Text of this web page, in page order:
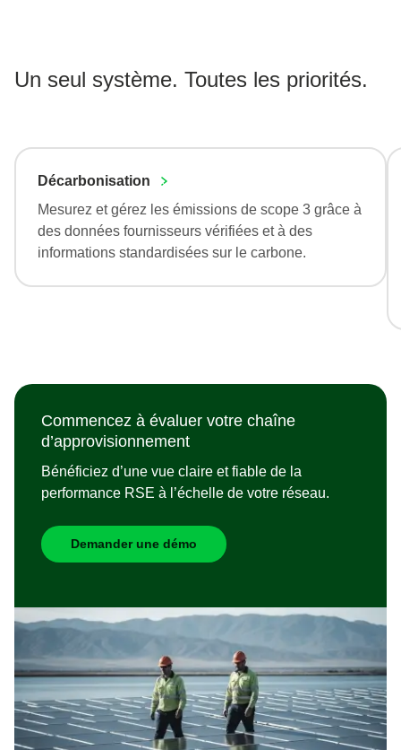
Un seul système. Toutes les priorités.
Décarbonisation
Mesurez et gérez les émissions de scope 3 grâce à
des données fournisseurs vérifiées et à des
informations standardisées sur le carbone.
Commencez à évaluer votre chaîne
d’approvisionnement
Bénéficiez d’une vue claire et fiable de la
performance RSE à l’échelle de votre réseau.
Demander une démo